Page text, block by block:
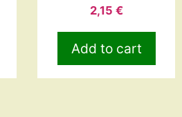
2,15 €
Add to cart